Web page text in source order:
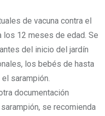
de vacuna contra el
los 12 meses de edad. Se
del inicio del jardín
los bebés de hasta
sarampión.
documentación
se recomienda